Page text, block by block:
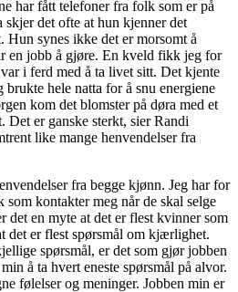
har fått telefoner fra folk som er på
skjer det ofte at hun kjenner det
Hun synes ikke det er morsomt å
en jobb å gjøre. En kveld fikk jeg for
i ferd med å ta livet sitt. Det kjente
brukte hele natta for å snu energiene
kom det blomster på døra med et
er ganske sterkt, sier Randi
like mange henvendelser fra
fra begge kjønn. Jeg har for
som kontakter meg når de skal selge
det en myte at det er flest kvinner som
det er flest spørsmål om kjærlighet.
spørsmål, er det som gjør jobben
å ta hvert eneste spørsmål på alvor.
følelser og meninger. Jobben min er